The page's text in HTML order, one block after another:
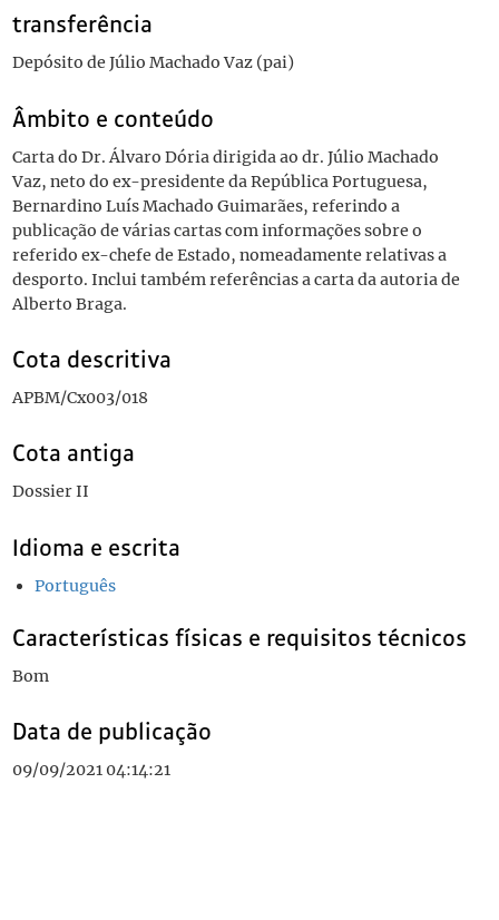
transferência
Depósito de Júlio Machado Vaz (pai)
Âmbito e conteúdo
Carta do Dr. Álvaro Dória dirigida ao dr. Júlio Machado
Vaz, neto do ex-presidente da República Portuguesa,
Bernardino Luís Machado Guimarães, referindo a
publicação de várias cartas com informações sobre o
referido ex-chefe de Estado, nomeadamente relativas a
desporto. Inclui também referências a carta da autoria de
Alberto Braga.
Cota descritiva
APBM/Cx003/018
Cota antiga
Dossier II
Idioma e escrita
Português
Características físicas e requisitos técnicos
Bom
Data de publicação
09/09/2021 04:14:21